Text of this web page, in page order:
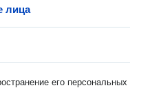
лица
его персональных